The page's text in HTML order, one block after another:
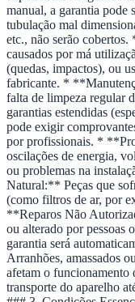
manual, a garantia
tubulação mal
etc., não serão
causados por má
(quedas, impactos), ou
fabricante. *
falta de limpeza regular
garantias estendidas
pode exigir
por profissionais. *
oscilações de energia,
ou problemas na
Natural:** Peças que
(como filtros de ar, por
**Reparos Não
ou alterado por pessoas
garantia será
Arranhões, amassados
afetam o
transporte do aparelho